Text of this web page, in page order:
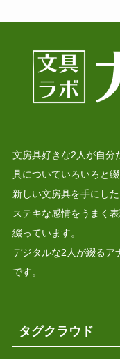
文房具好きな2人が自分
具についていろいろと綴
新しい文房具を手にし
ステキな感情をうまく
綴っています。
デジタルな2人が綴るア
です。
タグクラウド